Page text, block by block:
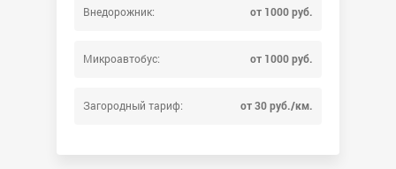
Внедорожник: от 1000 руб.
Микроавтобус: от 1000 руб.
Загородный тариф: от 30 руб./км.